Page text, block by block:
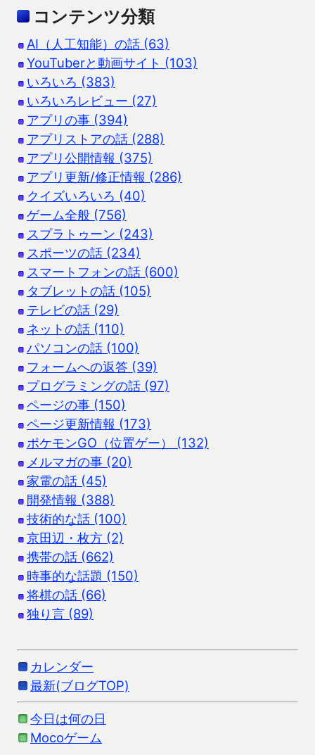
コンテンツ分類
AI（人工知能）の話 (63)
YouTuberと動画サイト (103)
いろいろ (383)
いろいろレビュー (27)
アプリの事 (394)
アプリストアの話 (288)
アプリ公開情報 (375)
アプリ更新/修正情報 (286)
クイズいろいろ (40)
ゲーム全般 (756)
スプラトゥーン (243)
スポーツの話 (234)
スマートフォンの話 (600)
タブレットの話 (105)
テレビの話 (29)
ネットの話 (110)
パソコンの話 (100)
フォームへの返答 (39)
プログラミングの話 (97)
ページの事 (150)
ページ更新情報 (173)
ポケモンGO（位置ゲー） (132)
メルマガの事 (20)
家電の話 (45)
開発情報 (388)
技術的な話 (100)
京田辺・枚方 (2)
携帯の話 (662)
時事的な話題 (150)
将棋の話 (66)
独り言 (89)
カレンダー
最新(ブログTOP)
今日は何の日
Mocoゲーム